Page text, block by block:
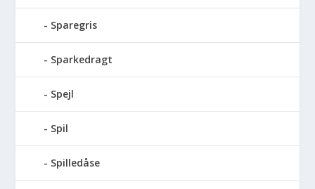
Sparegris
Sparkedragt
Spejl
Spil
Spilledåse